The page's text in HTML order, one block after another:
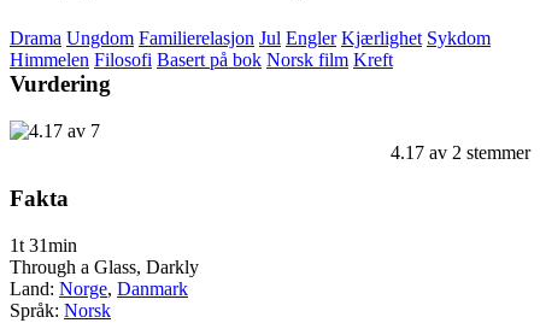
Drama Ungdom Familierelasjon Jul Engler Kjærlighet Sykdom
Himmelen Filosofi Basert på bok Norsk film Kreft
Vurdering
4.17 av 2 stemmer
Fakta
1t 31min
Through a Glass, Darkly
Land: Norge, Danmark
Språk: Norsk